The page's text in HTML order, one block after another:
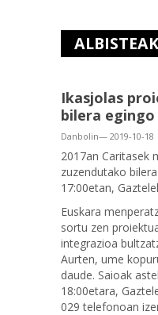
ALBISTEAK
Ikasjolas
bilera
Danbolin— 2019-10-18
2017an Caritasek
zuzendutako
17:00etan,
Euskara
sortu zen
integrazioa
Aurten, ume
daude. Saioak
18:00etara,
029 telefonoan